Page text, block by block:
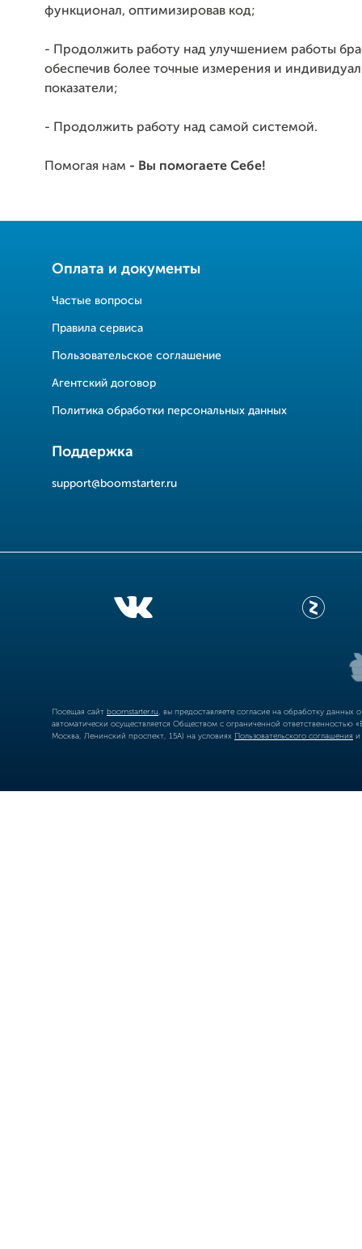
функционал, оптимизировав код;
- Продолжить работу над улучшением работы
обеспечив более точные измерения и
показатели;
- Продолжить работу над самой системой.
Помогая нам - Вы помогаете Себе!
Оплата и документы
Частые вопросы
Правила сервиса
Пользовательское соглашение
Агентский договор
Политика обработки персональных данных
Поддержка
support@boomstarter.ru
Посещая сайт boomstarter.ru , вы предоставляете согласие на обработку
автоматически осуществляется Обществом с ограниченной
Москва, Ленинский проспект, 15А) на условиях Пользовательского соглашения и